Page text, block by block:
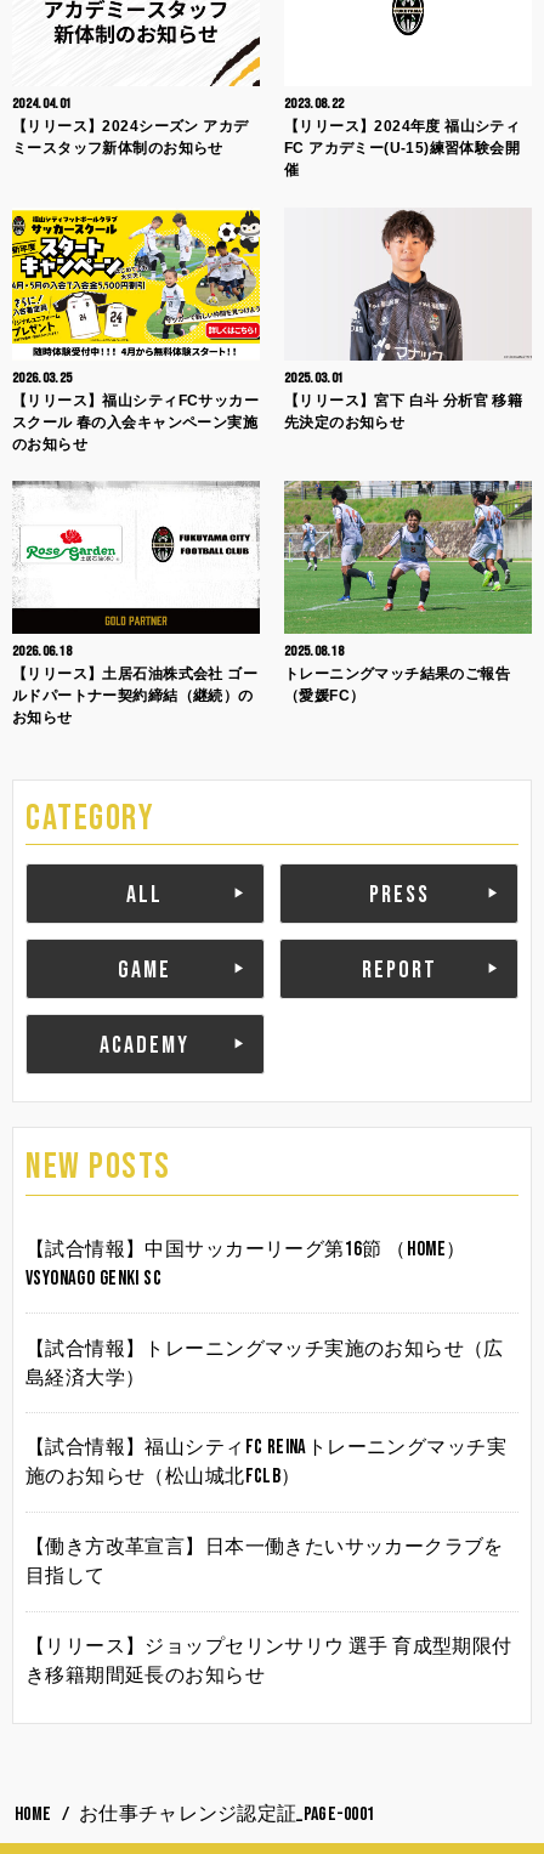
2024.04.01
【リリース】2024シーズン アカデ
ミースタッフ新体制のお知らせ
2023.08.22
【リリース】2024年度 福山シティ
FC アカデミー(U-15)練習体験会開
催
2026.03.25
【リリース】福山シティFCサッカー
スクール 春の入会キャンペーン実施
のお知らせ
2025.03.01
【リリース】宮下 白斗 分析官 移籍
先決定のお知らせ
2026.06.18
【リリース】土居石油株式会社 ゴー
ルドパートナー契約締結（継続）の
お知らせ
2025.08.18
トレーニングマッチ結果のご報告
（愛媛FC）
CATEGORY
ALL PRESS
GAME REPORT
ACADEMY
NEW POSTS
【試合情報】中国サッカーリーグ第16節 （HOME）
vsYonago Genki SC
【試合情報】トレーニングマッチ実施のお知らせ（広
島経済大学）
【試合情報】福山シティFC Reinaトレーニングマッチ実
施のお知らせ（松山城北FCLB）
【働き方改革宣言】日本一働きたいサッカークラブを
目指して
【リリース】ジョップセリンサリウ 選手 育成型期限付
き移籍期間延長のお知らせ
HOME お仕事チャレンジ認定証_page-0001